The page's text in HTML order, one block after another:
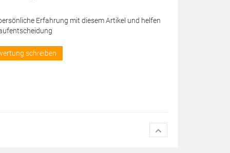
Erfahrung mit diesem Artikel und helfen
schreiben